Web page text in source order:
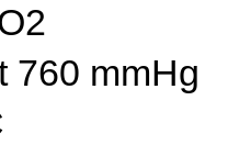
760 mmHg